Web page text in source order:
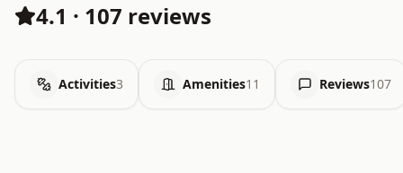
4.1 · 107 reviews
Activities3 Amenities11 Reviews107